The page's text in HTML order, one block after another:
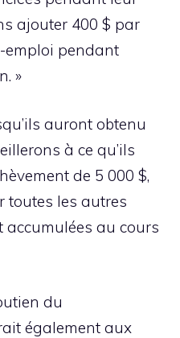
ajouter 400 $ par
emploi pendant
»
auront obtenu
à ce qu’ils
de 5 000 $,
toutes les autres
accumulées au cours
du
également aux